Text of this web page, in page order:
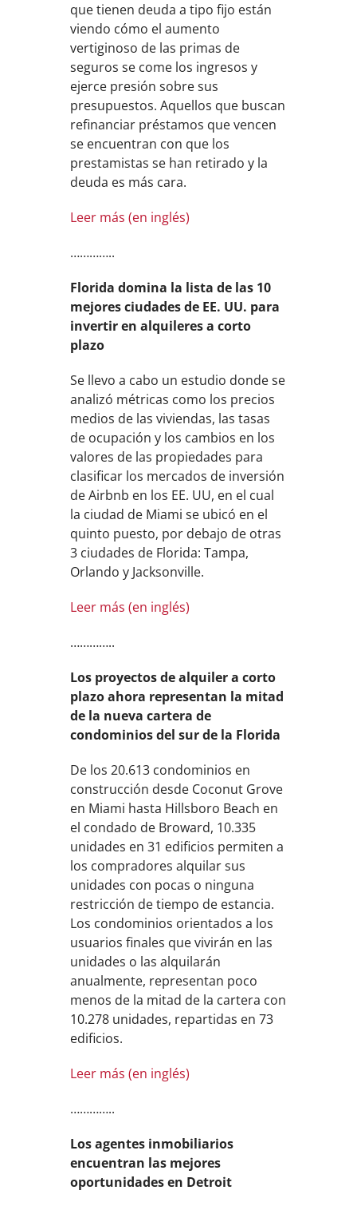
que tienen deuda a tipo fijo están
viendo cómo el aumento
vertiginoso de las primas de
seguros se come los ingresos y
ejerce presión sobre sus
presupuestos. Aquellos que buscan
refinanciar préstamos que vencen
se encuentran con que los
prestamistas se han retirado y la
deuda es más cara.
Leer más (en inglés)
…………..
Florida domina la lista de las 10
mejores ciudades de EE. UU. para
invertir en alquileres a corto
plazo
Se llevo a cabo un estudio donde se
analizó métricas como los precios
medios de las viviendas, las tasas
de ocupación y los cambios en los
valores de las propiedades para
clasificar los mercados de inversión
de Airbnb en los EE. UU, en el cual
la ciudad de Miami se ubicó en el
quinto puesto, por debajo de otras
3 ciudades de Florida: Tampa,
Orlando y Jacksonville.
Leer más (en inglés)
…………..
Los proyectos de alquiler a corto
plazo ahora representan la mitad
de la nueva cartera de
condominios del sur de la Florida
De los 20.613 condominios en
construcción desde Coconut Grove
en Miami hasta Hillsboro Beach en
el condado de Broward, 10.335
unidades en 31 edificios permiten a
los compradores alquilar sus
unidades con pocas o ninguna
restricción de tiempo de estancia.
Los condominios orientados a los
usuarios finales que vivirán en las
unidades o las alquilarán
anualmente, representan poco
menos de la mitad de la cartera con
10.278 unidades, repartidas en 73
edificios.
Leer más (en inglés)
…………..
Los agentes inmobiliarios
encuentran las mejores
oportunidades en Detroit